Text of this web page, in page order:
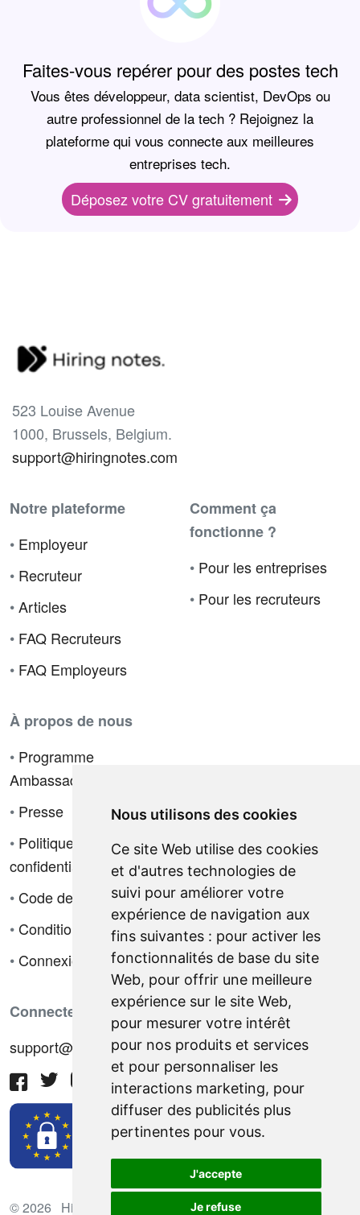
Nous utilisons des cookies
Ce site Web utilise des cookies
et d'autres technologies de
suivi pour améliorer votre
expérience de navigation aux
fins suivantes : pour activer les
fonctionnalités de base du site
Web, pour offrir une meilleure
expérience sur le site Web,
pour mesurer votre intérêt
pour nos produits et services
et pour personnaliser les
interactions marketing, pour
diffuser des publicités plus
pertinentes pour vous.
J'accepte
Je refuse
Faites-vous repérer pour des postes tech
Vous êtes développeur, data scientist, DevOps ou
autre professionnel de la tech ? Rejoignez la
plateforme qui vous connecte aux meilleures
entreprises tech.
Déposez votre CV gratuitement
523 Louise Avenue
1000, Brussels, Belgium.
support@hiringnotes.com
Notre plateforme
• Employeur
• Recruteur
•Articles
• FAQ Recruteurs
• FAQ Employeurs
Comment ça
fonctionne ?
• Pour les entreprises
• Pour les recruteurs
À propos de nous
• Programme
Ambassadeur
• Presse
• Politique de
confidentialité
• Code de déontologie
• Conditions de vente
• Connexion
Connectez-vous avec nous
support@hiringnotes.com
© 2026 Hiring Notes. Plateforme international de